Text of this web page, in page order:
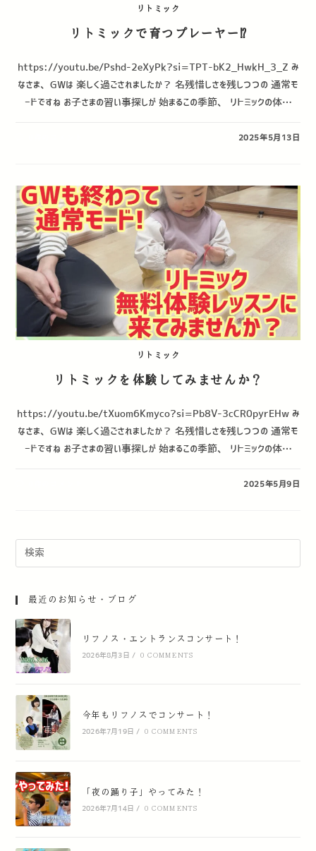
リトミック
リトミックで育つプレーヤー⁉︎
https://youtu.be/Pshd-2eXyPk?si=TPT-bK2_HwkH_3_Z み
なさま、GWは 楽しく過ごされましたか？ 名残惜しさを残しつつの 通常モ
ードですね お子さまの習い事探しが 始まるこの季節、 リトミックの体…
2025年5月13日
リトミック
リトミックを体験してみませんか？
https://youtu.be/tXuom6Kmyco?si=Pb8V-3cCR0pyrEHw み
なさま、GWは 楽しく過ごされましたか？ 名残惜しさを残しつつの 通常モ
ードですね お子さまの習い事探しが 始まるこの季節、 リトミックの体…
2025年5月9日
最近のお知らせ・ブログ
リフノス・エントランスコンサート！
2026年8月3日 / 0 COMMENTS
今年もリフノスでコンサート！
2026年7月19日 / 0 COMMENTS
「夜の踊り子」やってみた！
2026年7月14日 / 0 COMMENTS